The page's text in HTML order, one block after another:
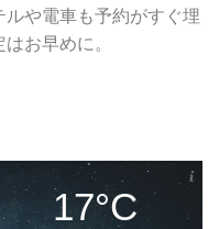
や電車も予約がすぐ埋
お早めに。
17°C